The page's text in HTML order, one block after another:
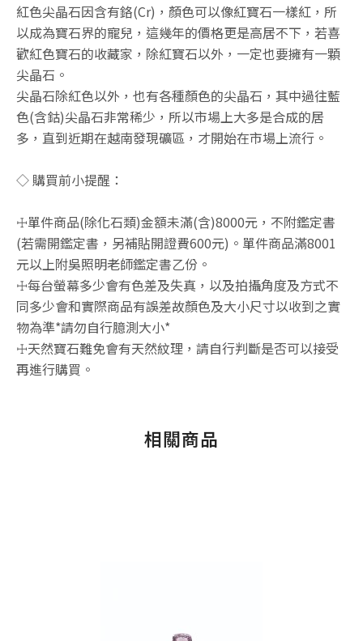
紅色尖晶石因含有鉻(Cr)，顏色可以像紅寶石一樣紅，所
以成為寶石界的寵兒，這幾年的價格更是高居不下，若喜
歡紅色寶石的收藏家，除紅寶石以外，一定也要擁有一顆
尖晶石。
尖晶石除紅色以外，也有各種顏色的尖晶石，其中過往藍
色(含鈷)尖晶石非常稀少，所以市場上大多是合成的居
多，直到近期在越南發現礦區，才開始在市場上流行。
◇ 購買前小提醒：
☩單件商品(除化石類)金額未滿(含)8000元，不附鑑定書
(若需開鑑定書，另補貼開證費600元)。單件商品滿8001
元以上附吳照明老師鑑定書乙份。
☩每台螢幕多少會有色差及失真，以及拍攝角度及方式不
同多少會和實際商品有誤差故顏色及大小尺寸以收到之實
物為準*請勿自行臆測大小*
☩天然寶石難免會有天然紋理，請自行判斷是否可以接受
再進行購買。
相關商品